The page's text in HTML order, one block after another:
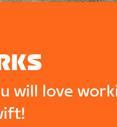
will love